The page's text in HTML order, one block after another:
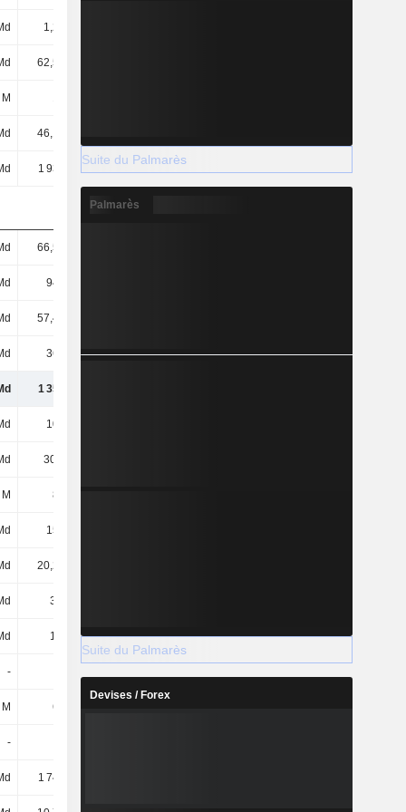
1,22 Md
62,54 Md
46,14 Md
1 932 Md
66,52 Md
940 Md
57,49 Md
360 Md 384 Md 365 Md
1 358 Md
108 Md
30,1 Md
875 M
156 Md
20,26 Md
3,2 Md
1,6 Md 1,59 Md 905 M
-
631 M
-
1 745 Md
Suite du Palmarès
Palmarès
Suite du Palmarès
Devises / Forex